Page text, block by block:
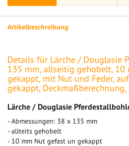
Artikelbeschreibung
Details für Lärche / Douglasie
135 mm, allseitig gehobelt, 10
gekappt, mit Nut und Feder,
gekappt,
Lärche / Douglasie
- Abmessungen: 38 x 135 mm
- allteits gehobelt
- 10 mm Nut gefast un gekappt